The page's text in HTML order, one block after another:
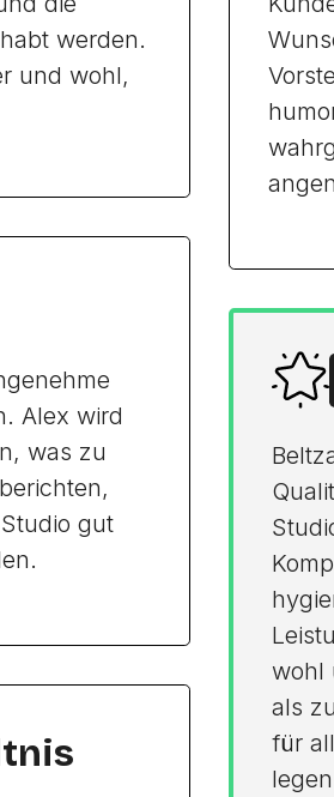
werden.
und wohl,
Alex wird
was zu
gut
wohl
als
für